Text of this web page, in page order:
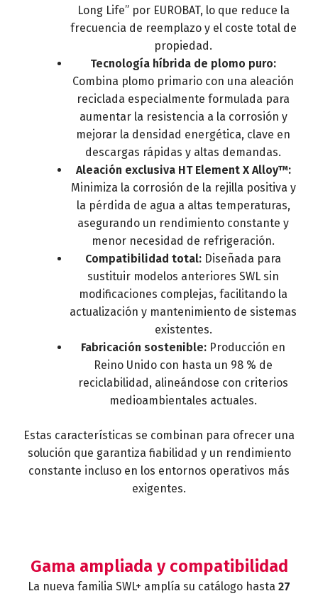
Long Life” por EUROBAT, lo que reduce la
frecuencia de reemplazo y el coste total de
propiedad.
Tecnología híbrida de plomo puro:
Combina plomo primario con una aleación
reciclada especialmente formulada para
aumentar la resistencia a la corrosión y
mejorar la densidad energética, clave en
descargas rápidas y altas demandas.
Aleación exclusiva HT Element X Alloy™:
Minimiza la corrosión de la rejilla positiva y
la pérdida de agua a altas temperaturas,
asegurando un rendimiento constante y
menor necesidad de refrigeración.
Compatibilidad total: Diseñada para
sustituir modelos anteriores SWL sin
modificaciones complejas, facilitando la
actualización y mantenimiento de sistemas
existentes.
Fabricación sostenible: Producción en
Reino Unido con hasta un 98 % de
reciclabilidad, alineándose con criterios
medioambientales actuales.
Estas características se combinan para ofrecer una
solución que garantiza fiabilidad y un rendimiento
constante incluso en los entornos operativos más
exigentes.
Gama ampliada y compatibilidad
La nueva familia SWL+ amplía su catálogo hasta 27